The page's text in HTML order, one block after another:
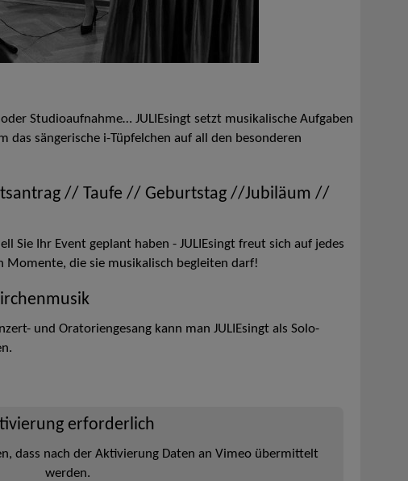
Studioaufnahme… JULIEsingt setzt musikalische Aufgaben
sängerische i-Tüpfelchen auf all den besonderen
// Taufe // Geburtstag //Jubiläum //
Sie Ihr Event geplant haben - JULIEsingt freut sich auf jedes
Momente, die sie musikalisch begleiten darf!
und Oratoriengesang kann man JULIEsingt als Solo-
erforderlich
dass nach der Aktivierung Daten an Vimeo übermittelt
werden.